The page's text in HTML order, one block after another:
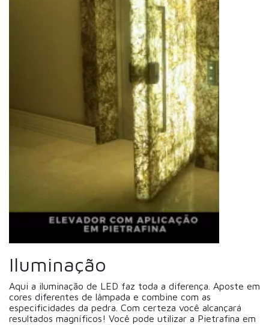
Iluminação
Aqui a iluminação de LED faz toda a diferença. Aposte em
cores diferentes de lâmpada e combine com as
especificidades da pedra. Com certeza você alcançará
resultados magníficos! Você pode utilizar a Pietrafina em